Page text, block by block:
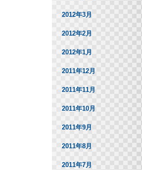
2012年3月
2012年2月
2012年1月
2011年12月
2011年11月
2011年10月
2011年9月
2011年8月
2011年7月